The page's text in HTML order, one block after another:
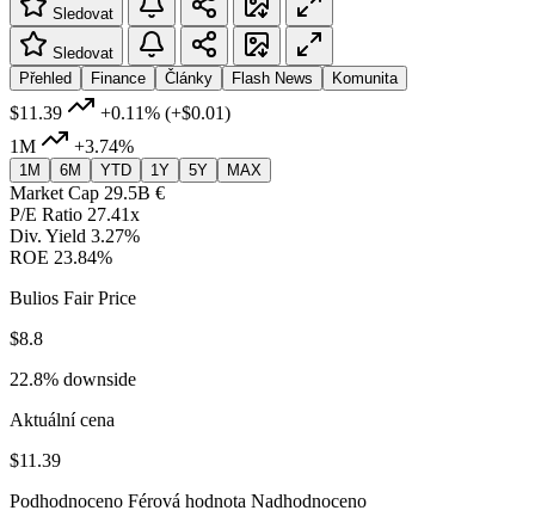
Sledovat
Sledovat
Přehled
Finance Články Flash News Komunita
$11.39 +0.11% (+$0.01)
1M
+3.74%
1M 6M YTD 1Y 5Y MAX
Market Cap 29.5B €
P/E Ratio 27.41x
Div. Yield 3.27%
ROE 23.84%
Bulios Fair Price
$8.8
22.8% downside
Aktuální cena
$11.39
Podhodnoceno Férová hodnota Nadhodnoceno